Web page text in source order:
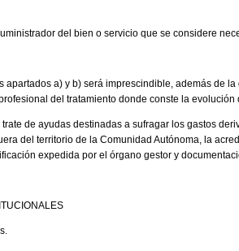
del bien o servicio que se considere
apartados a) y b) será imprescindible, además de
del tratamiento donde conste la
de ayudas destinadas a sufragar los gastos
del territorio de la Comunidad Autónoma, la
expedida por el órgano gestor y